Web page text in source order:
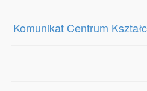
Komunikat Centrum